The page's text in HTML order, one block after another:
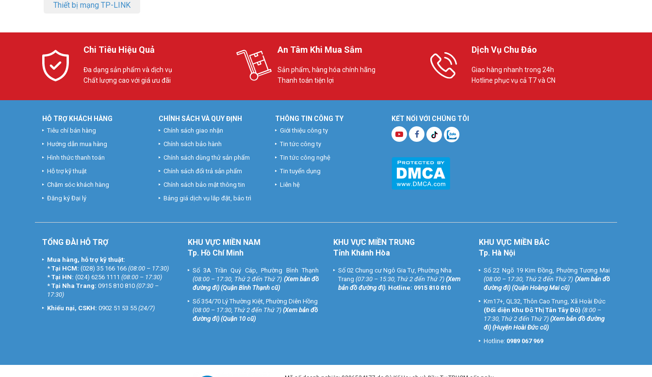
Thiết bị mạng TP-LINK
Chi Tiêu Hiệu Quả
Đa dạng sản phẩm và dịch vụ
Chất lượng cao với giá ưu đãi
An Tâm Khi Mua Sắm
Sản phẩm, hàng hóa chính hãng
Thanh toán tiện lợi
Dịch Vụ Chu Đáo
Giao hàng nhanh trong 24h
Hotline phục vụ cả T7 và CN
KẾT NỐI VỚI CHÚNG TÔI
HỖ TRỢ KHÁCH HÀNG
Tiêu chí bán hàng
Hướng dẫn mua hàng
Hình thức thanh toán
Hỗ trợ kỹ thuật
Chăm sóc khách hàng
Đăng ký Đại lý
CHÍNH SÁCH VÀ QUY ĐỊNH
Chính sách giao nhận
Chính sách bảo hành
Chính sách dùng thử sản phẩm
Chính sách đổi trả sản phẩm
Chính sách bảo mật thông tin
Bảng giá dịch vụ lắp đặt, bảo trì
THÔNG TIN CÔNG TY
Giới thiệu công ty
Tin tức công ty
Tin tức công nghệ
Tin tuyển dụng
Liên hệ
TỔNG ĐÀI HỖ TRỢ
Mua hàng, hỗ trợ kỹ thuật:
* Tại HCM: (028) 35 166 166 (08:00 – 17:30)
* Tại HN: (024) 6256 1111 (08:00 – 17:30)
* Tại Nha Trang: 0915 810 810 (07:30 –
17:30)
Khiếu nại, CSKH: 0902 51 53 55 (24/7)
KHU VỰC MIỀN NAM
Tp. Hồ Chí Minh
Số 3A Trần Quý Cáp, Phường Bình Thạnh
(08:00 – 17:30, Thứ 2 đến Thứ 7) (Xem bản đồ
đường đi) (Quận Bình Thạnh cũ)
Số 354/70 Lý Thường Kiệt, Phường Diên Hồng
(08:00 – 17:30, Thứ 2 đến Thứ 7) (Xem bản đồ
đường đi) (Quận 10 cũ)
KHU VỰC MIỀN TRUNG
Tỉnh Khánh Hòa
Số 02 Chung cư Ngô Gia Tự, Phường Nha
Trang (07:30 – 15:30, Thứ 2 đến Thứ 7) (Xem
bản đồ đường đi). Hotline: 0915 810 810
KHU VỰC MIỀN BẮC
Tp. Hà Nội
Số 22 Ngõ 19 Kim Đồng, Phường Tương Mai
(08:00 – 17:30, Thứ 2 đến Thứ 7) (Xem bản đồ
đường đi) (Quận Hoàng Mai cũ)
Km17+, QL32, Thôn Cao Trung, Xã Hoài Đức
(Đối diện Khu Đô Thị Tân Tây Đô) (8:00 –
17:30, Thứ 2 đến Thứ 7) (Xem bản đồ đường
đi) (Huyện Hoài Đức cũ)
Hotline: 0989 067 969